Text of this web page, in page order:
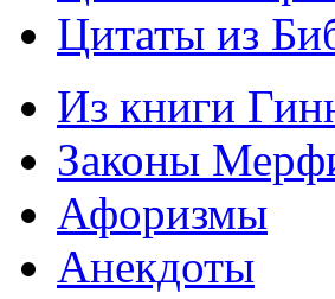
Цитаты из
Из книги
Законы
Афоризмы
Анекдоты